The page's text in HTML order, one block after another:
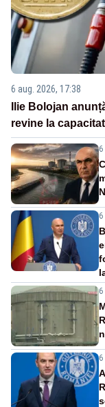
6 aug. 2026, 17:38
Ilie Bolojan
revine la
6
6
6
6